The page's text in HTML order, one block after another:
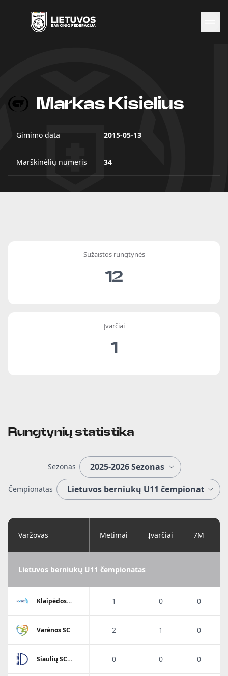
Naujienos
Čempionatai
KontaktaiMarkas Kisielius
Gimimo data 2015-05-13
Marškinėlių numeris 34
Sužaistos rungtynės
12
Įvarčiai
1
Rungtynių statistika
Sezonas
Čempionatas
Varžovas Metimai Įvarčiai 7M
Lietuvos berniukų U11 čempionatas
Klaipėdos
1 0 0
Varėnos SC 2 1 0
Šiaulių SC
0 0 0